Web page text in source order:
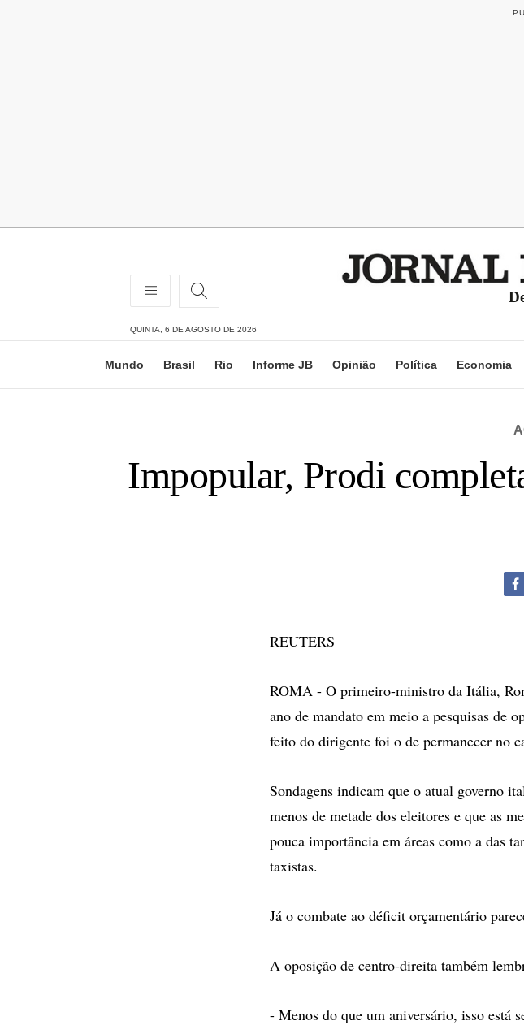
QUINTA, 6 DE AGOSTO DE 2026
Mundo Brasil Rio Informe JB Opinião Política Economia
Impopular, Prodi
REUTERS
ROMA - O primeiro-ministro da Itália,
ano de mandato em meio a pesquisas de
feito do dirigente foi o de permanecer no
Sondagens indicam que o atual governo
menos de metade dos eleitores e que as
pouca importância em áreas como a das
taxistas.
Já o combate ao déficit orçamentário
A oposição de centro-direita também
- Menos do que um aniversário, isso está